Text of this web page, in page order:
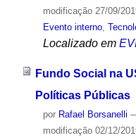
modificação27/09/
Evento interno,
Localizado em
Fundo Social na
Políticas Públicas
por Rafael Borsanelli
modificação02/12/